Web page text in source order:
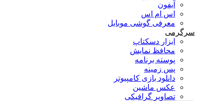
آیفون
اس ام اس
معرفی گوشی موبایل
سرگرمی
ابزار دسکتاپ
محافظ نمایش
پوسته برنامه
پس زمینه
دانلود بازی کامپیوتر
عکس ماشین
تصاویر گرافیکی